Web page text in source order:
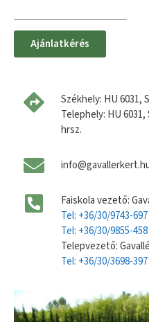
Ajánlatkérés
Székhely: HU 6031,
Telephely: HU
hrsz.
Faiskola vezető:
Tel: +36/30/9743-697
Tel: +36/30/9855-458
Telepvezető:
Tel: +36/30/3698-397